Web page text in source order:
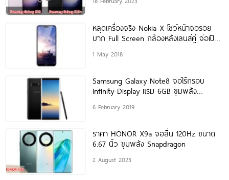
หลุดเครื่องจริง Nokia X โชว์หน้าจอรอย
บาก Full Screen กล้องหลังเลนส์คู่ จ่อเปิด
1 May 2018
Samsung Galaxy Note8 จอไร้กรอบ
Infinity Display แรม 6GB ขุมพลัง
6 February 2019
ราคา HONOR X9a จอลื่น 120Hz ขนาด
6.67 นิ้ว ขุมพลัง Snapdragon
2 August 2023